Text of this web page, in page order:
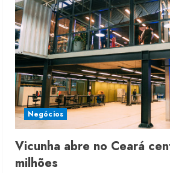
Negócios
Vicunha abre no Ceará
milhões